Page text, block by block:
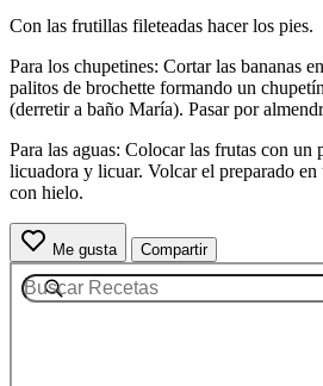
Con las frutillas fileteadas hacer los pies.
Para los chupetines: Cortar las bananas
palitos de brochette formando un
(derretir a baño María). Pasar por
Para las aguas: Colocar las frutas con un
licuadora y licuar. Volcar el preparado
con hielo.
Me gusta Compartir